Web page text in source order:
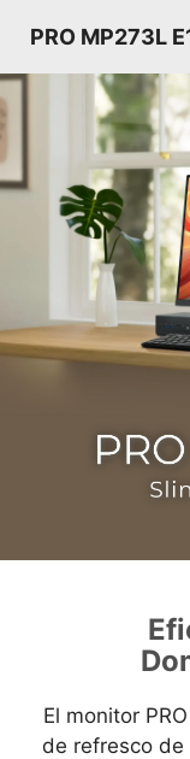
PRO MP273L
El monitor
de refresco